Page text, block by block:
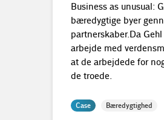
Business as unusual:
bæredygtige byer
partnerskaber. Da
arbejde med
at de arbejdede for
de troede.
Case Bæredygtighed